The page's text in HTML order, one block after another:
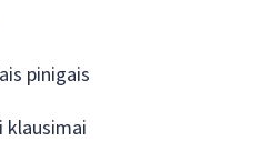
pinigais
klausimai